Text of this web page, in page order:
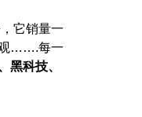
它销量一
观…….每一
黑科技、